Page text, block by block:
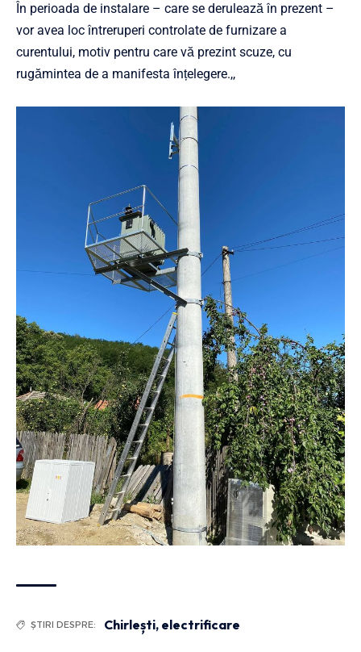
În perioada de instalare – care se derulează în prezent –
vor avea loc întreruperi controlate de furnizare a
curentului, motiv pentru care vă prezint scuze, cu
rugămintea de a manifesta înțelegere.,,
ȘTIRI DESPRE: Chirlești, electrificare